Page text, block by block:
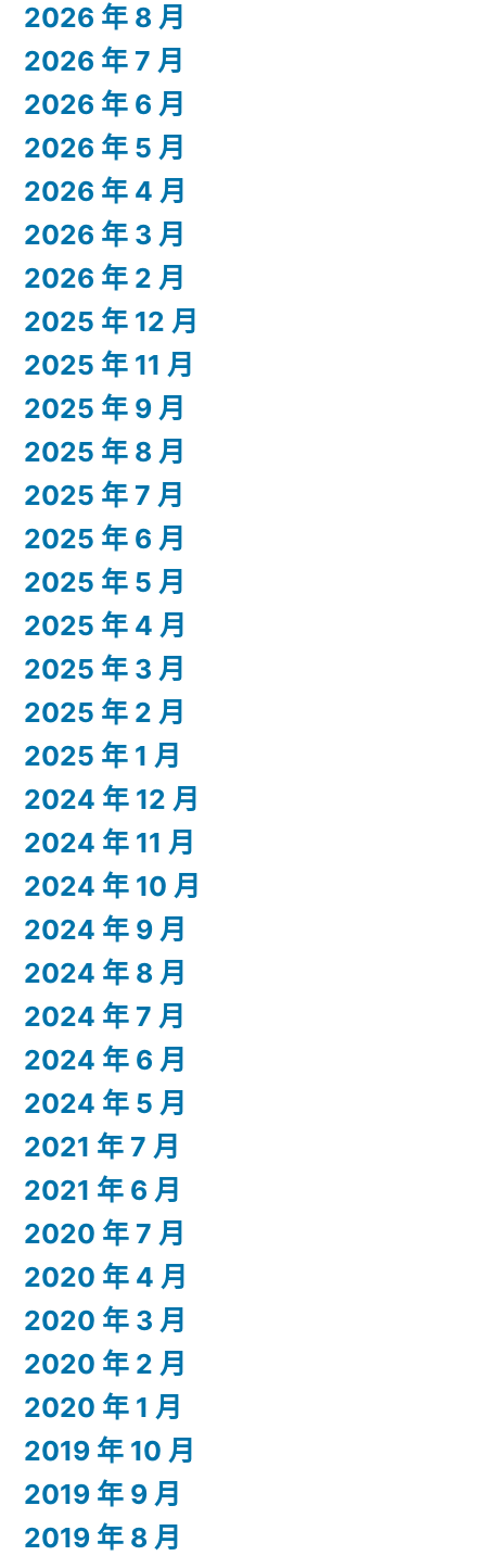
2026 年 8 月
2026 年 7 月
2026 年 6 月
2026 年 5 月
2026 年 4 月
2026 年 3 月
2026 年 2 月
2025 年 12 月
2025 年 11 月
2025 年 9 月
2025 年 8 月
2025 年 7 月
2025 年 6 月
2025 年 5 月
2025 年 4 月
2025 年 3 月
2025 年 2 月
2025 年 1 月
2024 年 12 月
2024 年 11 月
2024 年 10 月
2024 年 9 月
2024 年 8 月
2024 年 7 月
2024 年 6 月
2024 年 5 月
2021 年 7 月
2021 年 6 月
2020 年 7 月
2020 年 4 月
2020 年 3 月
2020 年 2 月
2020 年 1 月
2019 年 10 月
2019 年 9 月
2019 年 8 月